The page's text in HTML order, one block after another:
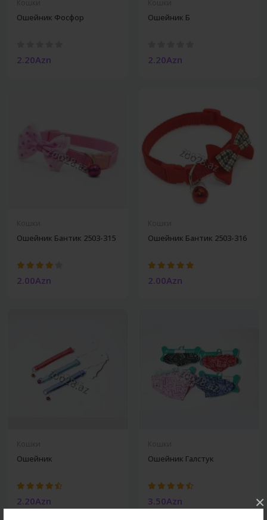
×
Ошейник Фосфор
2.20Azn
Ошейник Б
2.20Azn
Ошейник Бантик 2503-315
2.00Azn
Ошейник Бантик 2503-316
2.00Azn
Ошейник
2.20Azn
Ошейник Галстук
3.50Azn